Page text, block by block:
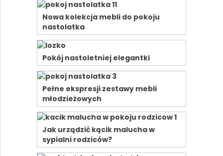
Nowa kolekcja mebli do pokoju
nastolatka
Pokój nastoletniej elegantki
Pełne ekspresji zestawy mebli
młodzieżowych
Jak urządzić kącik malucha w
sypialni rodziców?